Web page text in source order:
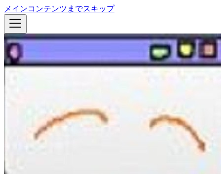
メインコンテンツまでスキップ